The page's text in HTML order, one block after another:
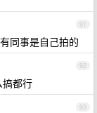
91
同事是自己拍的
92
都行
93